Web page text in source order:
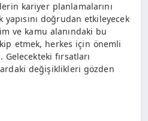
kariyer planlamalarını
doğrudan etkileyecek
ve kamu alanındaki bu
etmek, herkes için önemli
fırsatları
değişiklikleri gözden